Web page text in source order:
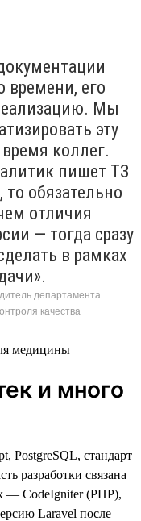
его
Мы
эту
коллег.
пишет ТЗ
то обязательно
отличия
— тогда сразу
в рамках
департамента
качества
и много
PostgreSQL, стандарт
разработки связана
— CodeIgniter (PHP),
Laravel после